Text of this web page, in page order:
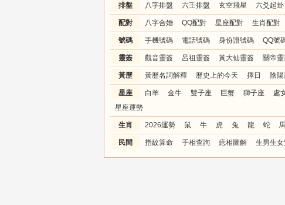
排盤 八字排盤 六壬排盤 玄空飛星 六爻起卦
配對 八字合婚 QQ配對 星座配對 生肖配對
號碼 手機號碼 電話號碼 身份證號碼 QQ號
靈簽 觀音靈簽 呂祖靈簽 黃大仙靈簽 關帝
黃歷 黃歷名詞解釋 歷史上的今天 擇日 陰
星座 白羊 金牛 雙子座 巨蟹 獅子座 處
星座運勢
生肖 2026運勢 鼠 牛 虎 兔 龍 蛇
民間 指紋算命 手相查詢 痣相圖解 生男生女